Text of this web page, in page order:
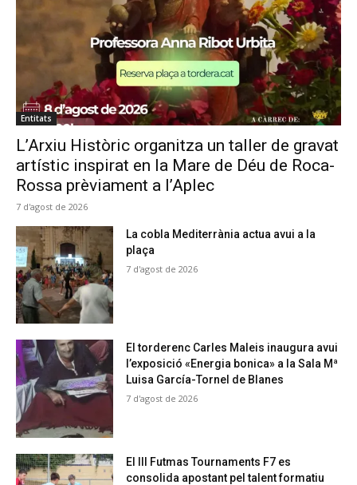
Entitats
L’Arxiu Històric organitza un taller de gravat
artístic inspirat en la Mare de Déu de Roca-
Rossa prèviament a l’Aplec
7 d'agost de 2026
La cobla Mediterrània actua avui a la
plaça
7 d'agost de 2026
El torderenc Carles Maleis inaugura avui
l’exposició «Energia bonica» a la Sala Mª
Luisa García-Tornel de Blanes
7 d'agost de 2026
El III Futmas Tournaments F7 es
consolida apostant pel talent formatiu